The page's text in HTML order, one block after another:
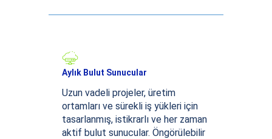
Aylık Bulut Sunucular
Uzun vadeli projeler, üretim
ortamları ve sürekli iş yükleri için
tasarlanmış, istikrarlı ve her zaman
aktif bulut sunucular. Öngörülebilir